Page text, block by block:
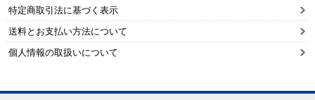
特定商取引法に基づく表示
送料とお支払い方法について
個人情報の取扱いについて